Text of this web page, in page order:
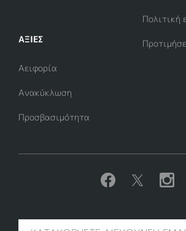
ΑΞΊΕΣ
Αειφορία
Ανακύκλωση
Προσβασιμότητα
Πολιτική